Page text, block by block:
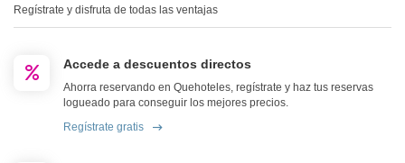
Regístrate y disfruta de todas las ventajas
Accede a descuentos directos
Ahorra reservando en Quehoteles, regístrate y haz tus reservas
logueado para conseguir los mejores precios.
Regístrate gratis